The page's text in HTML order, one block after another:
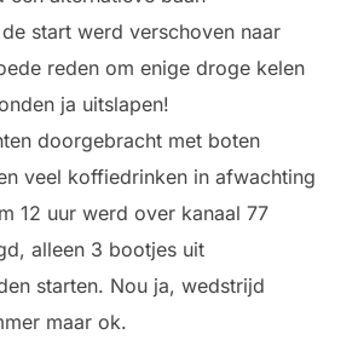
start werd verschoven naar
reden om enige droge kelen
ja uitslapen!
doorgebracht met boten
veel koffiedrinken in afwachting
12 uur werd over kanaal 77
alleen 3 bootjes uit
starten. Nou ja, wedstrijd
maar ok.